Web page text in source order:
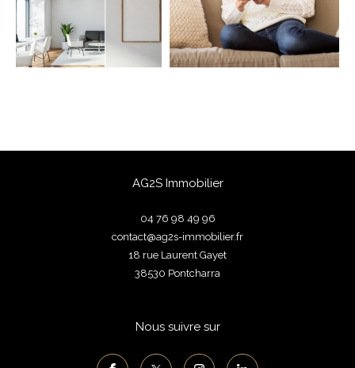
AG2S Immobilier
04 76 98 49 96
contact@ag2s-immobilier.fr
18 rue Laurent Gayet
38530
pontcharra
Nous suivre sur
FILTRER PAR
RECHERCHER